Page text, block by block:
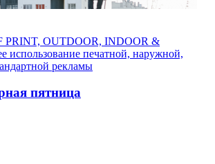
PRINT, OUTDOOR, INDOOR &
печатной, наружной,
рекламы
пятница